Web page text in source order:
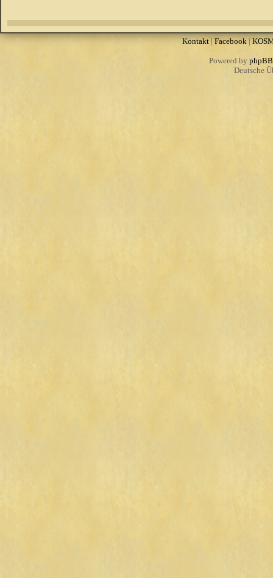
Kontakt|Facebook|
Powered by phpBB
Deutsche